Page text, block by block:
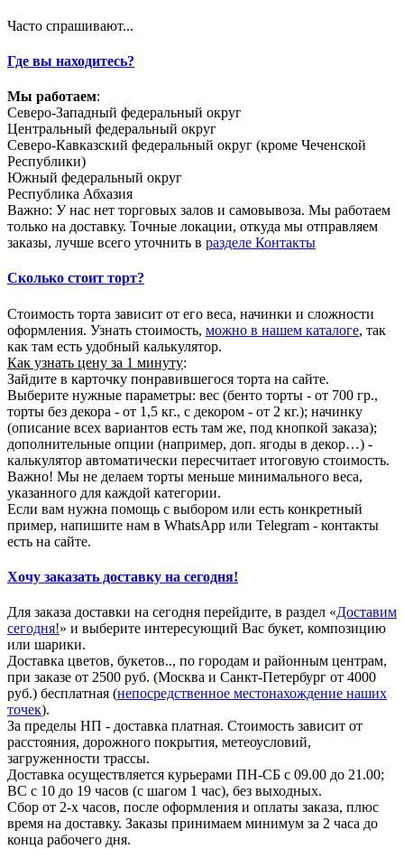
Часто спрашивают...
Где вы находитесь?
Мы работаем:
Северо-Западный федеральный округ
Центральный федеральный округ
Северо-Кавказский федеральный округ (кроме Чеченской
Республики)
Южный федеральный округ
Республика Абхазия
Важно: У нас нет торговых залов и самовывоза. Мы работаем
только на доставку. Точные локации, откуда мы отправляем
заказы, лучше всего уточнить в разделе Контакты
Сколько стоит торт?
Стоимость торта зависит от его веса, начинки и сложности
оформления. Узнать стоимость, можно в нашем каталоге, так
как там есть удобный калькулятор.
Как узнать цену за 1 минуту:
Зайдите в карточку понравившегося торта на сайте.
Выберите нужные параметры: вес (бенто торты - от 700 гр.,
торты без декора - от 1,5 кг., с декором - от 2 кг.); начинку
(описание всех вариантов есть там же, под кнопкой заказа);
дополнительные опции (например, доп. ягоды в декор…) -
калькулятор автоматически пересчитает итоговую стоимость.
Важно! Мы не делаем торты меньше минимального веса,
указанного для каждой категории.
Если вам нужна помощь с выбором или есть конкретный
пример, напишите нам в WhatsApp или Telegram - контакты
есть на сайте.
Хочу заказать доставку на сегодня!
Для заказа доставки на сегодня перейдите, в раздел «Доставим
сегодня!» и выберите интересующий Вас букет, композицию
или шарики.
Доставка цветов, букетов.., по городам и районным центрам,
при заказе от 2500 руб. (Москва и Санкт-Петербург от 4000
руб.) бесплатная (непосредственное местонахождение наших
точек).
За пределы НП - доставка платная. Стоимость зависит от
расстояния, дорожного покрытия, метеоусловий,
загруженности трассы.
Доставка осуществляется курьерами ПН-СБ с 09.00 до 21.00;
ВС с 10 до 19 часов (с шагом 1 час), без выходных.
Сбор от 2-х часов, после оформления и оплаты заказа, плюс
время на доставку. Заказы принимаем минимум за 2 часа до
конца рабочего дня.